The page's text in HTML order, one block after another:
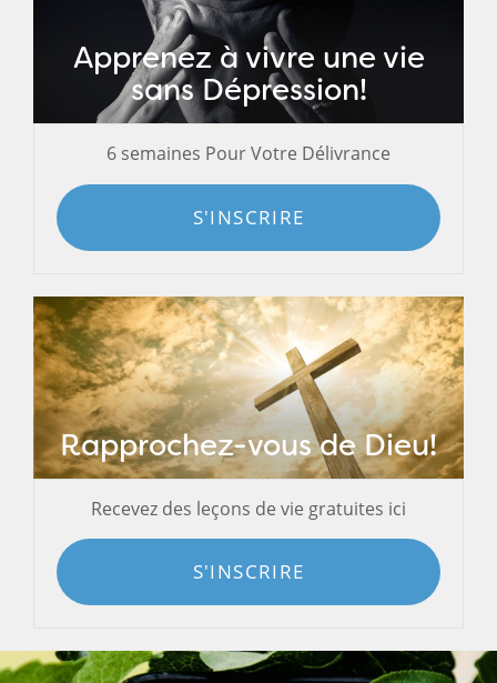
Apprenez à vivre une vie
sans Dépression!
6 semaines Pour Votre Délivrance
S'INSCRIRE
Rapprochez-vous de Dieu!
Recevez des leçons de vie gratuites ici
S'INSCRIRE